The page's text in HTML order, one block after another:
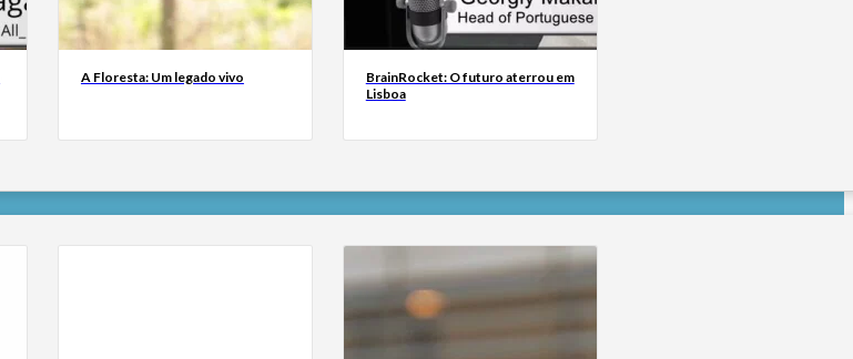
A Floresta: Um legado vivo
BrainRocket: O futuro aterrou em
Lisboa